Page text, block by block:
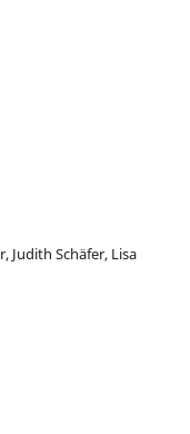
Judith Schäfer, Lisa